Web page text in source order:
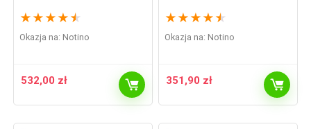
★ ★ ★ ★ ★
Okazja na: Notino
532,00 zł
★ ★ ★ ★ ★
Okazja na: Notino
351,90 zł